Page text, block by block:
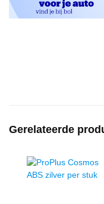
Gerelateerde